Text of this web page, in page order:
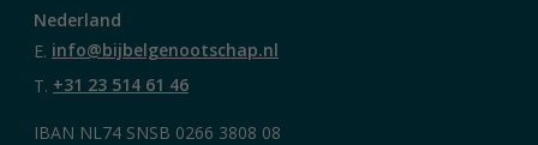
Nederland
E. info@bijbelgenootschap.nl
T. +31 23 514 61 46
IBAN NL74 SNSB 0266 3808 08